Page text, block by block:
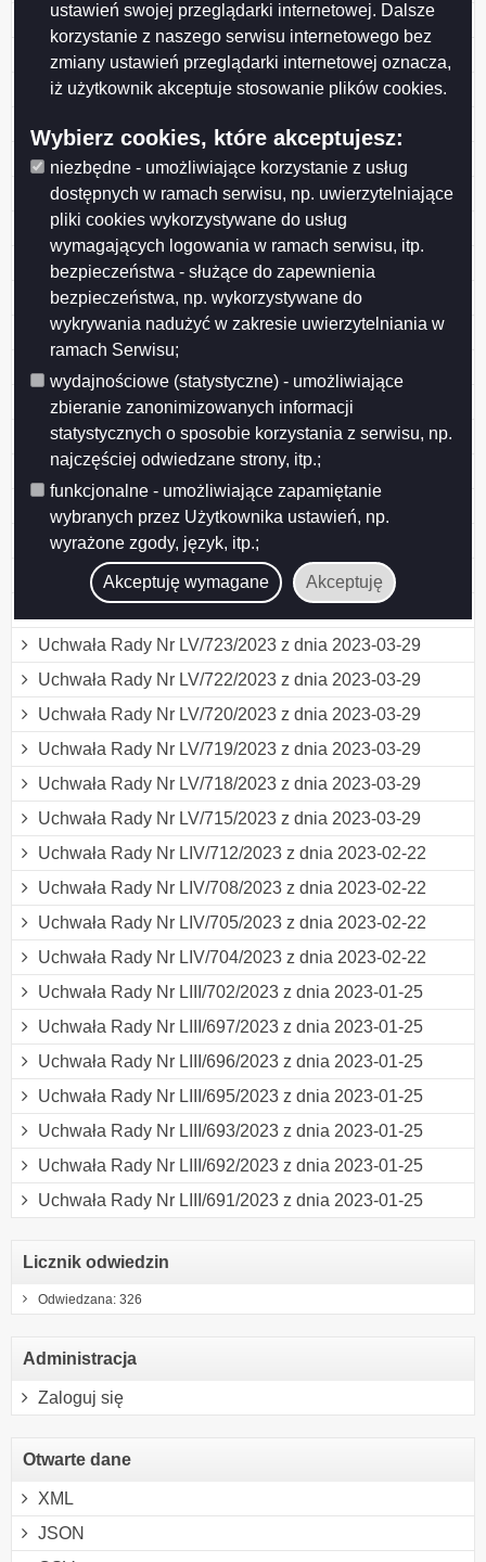
ustawień swojej przeglądarki internetowej. Dalsze
korzystanie z naszego serwisu internetowego bez
zmiany ustawień przeglądarki internetowej oznacza,
iż użytkownik akceptuje stosowanie plików cookies.
Wybierz cookies, które akceptujesz:
niezbędne - umożliwiające korzystanie z usług
dostępnych w ramach serwisu, np. uwierzytelniające
pliki cookies wykorzystywane do usług
wymagających logowania w ramach serwisu, itp.
bezpieczeństwa - służące do zapewnienia
bezpieczeństwa, np. wykorzystywane do
wykrywania nadużyć w zakresie uwierzytelniania w
ramach Serwisu;
wydajnościowe (statystyczne) - umożliwiające
zbieranie zanonimizowanych informacji
statystycznych o sposobie korzystania z serwisu, np.
najczęściej odwiedzane strony, itp.;
funkcjonalne - umożliwiające zapamiętanie
wybranych przez Użytkownika ustawień, np.
wyrażone zgody, język, itp.;
Akceptuję wymagane Akceptuję
Uchwała Rady Nr LVII/753/2023 z dnia 2023-05-31
Uchwała Rady Nr LVII/751/2023 z dnia 2023-05-31
Uchwała Rady Nr LVII/750/2023 z dnia 2023-05-31
Uchwała Rady Nr LVI/730/2023 z dnia 2023-04-26
Uchwała Rady Nr LVI/729/2023 z dnia 2023-04-26
Uchwała Rady Nr LVI/744/2023 z dnia 2023-04-26
Uchwała Rady Nr LVI/742/2023 z dnia 2023-04-26
Uchwała Rady Nr LVI/741/2023 z dnia 2023-04-26
Uchwała Rady Nr LVI/739/2023 z dnia 2023-04-26
Uchwała Rady Nr LVI/736/2023 z dnia 2023-04-26
Uchwała Rady Nr LVI/735/2023 z dnia 2023-04-26
Uchwała Rady Nr LVI/734/2023 z dnia 2023-04-26
Uchwała Rady Nr LVI/733/2023 z dnia 2023-04-26
Uchwała Rady Nr LVI/732/2023 z dnia 2023-04-26
Uchwała Rady Nr LV/726/2023 z dnia 2023-03-29
Uchwała Rady Nr LV/723/2023 z dnia 2023-03-29
Uchwała Rady Nr LV/722/2023 z dnia 2023-03-29
Uchwała Rady Nr LV/720/2023 z dnia 2023-03-29
Uchwała Rady Nr LV/719/2023 z dnia 2023-03-29
Uchwała Rady Nr LV/718/2023 z dnia 2023-03-29
Uchwała Rady Nr LV/715/2023 z dnia 2023-03-29
Uchwała Rady Nr LIV/712/2023 z dnia 2023-02-22
Uchwała Rady Nr LIV/708/2023 z dnia 2023-02-22
Uchwała Rady Nr LIV/705/2023 z dnia 2023-02-22
Uchwała Rady Nr LIV/704/2023 z dnia 2023-02-22
Uchwała Rady Nr LIII/702/2023 z dnia 2023-01-25
Uchwała Rady Nr LIII/697/2023 z dnia 2023-01-25
Uchwała Rady Nr LIII/696/2023 z dnia 2023-01-25
Uchwała Rady Nr LIII/695/2023 z dnia 2023-01-25
Uchwała Rady Nr LIII/693/2023 z dnia 2023-01-25
Uchwała Rady Nr LIII/692/2023 z dnia 2023-01-25
Uchwała Rady Nr LIII/691/2023 z dnia 2023-01-25
Licznik odwiedzin
Odwiedzana: 326
Administracja
Zaloguj się
Otwarte dane
XML
JSON